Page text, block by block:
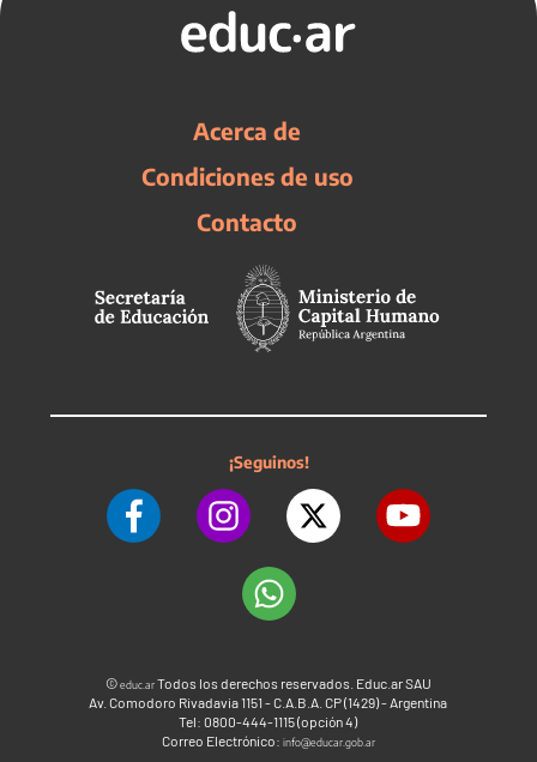
Acerca de
Condiciones de uso
Contacto
¡Seguinos!
©educ.arTodos los derechos reservados. Educ.ar SAU
Av. Comodoro Rivadavia 1151 - C.A.B.A. CP (1429) - Argentina
Tel: 0800-444-1115 (opción 4)
Correo Electrónico: info@educar.gob.ar